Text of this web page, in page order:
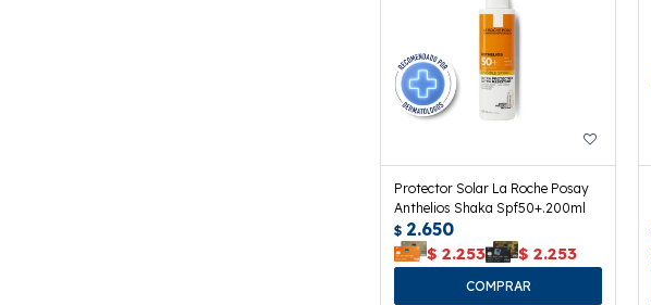
Protector Solar La Roche Posay
Anthelios Shaka Spf50+.200ml
$ 2.650
$ 2.253 $ 2.253